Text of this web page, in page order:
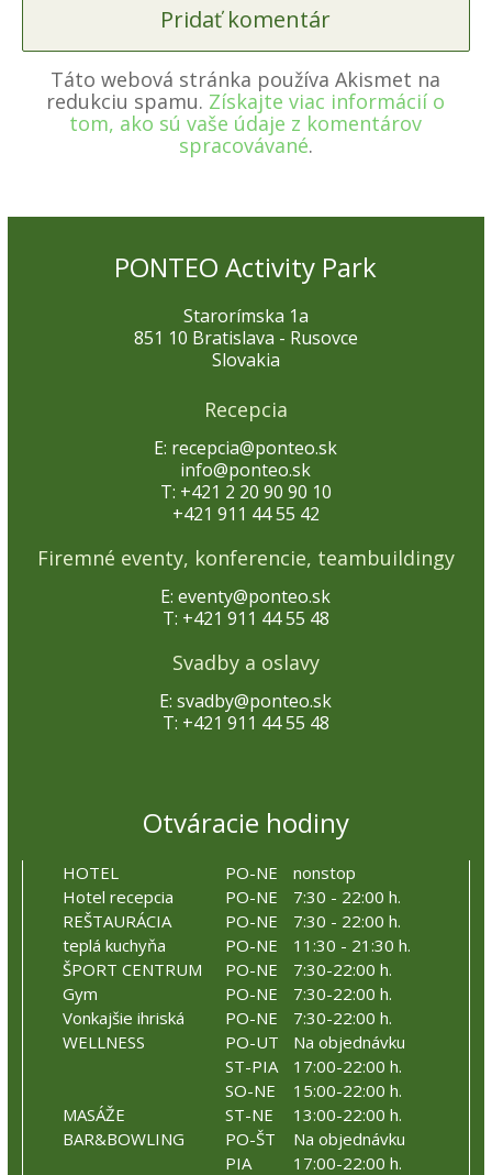
Táto webová stránka používa Akismet na
redukciu spamu. Získajte viac informácií o
tom, ako sú vaše údaje z komentárov
spracovávané.
PONTEO Activity Park
Starorímska 1a
851 10 Bratislava - Rusovce
Slovakia
Recepcia
E: recepcia@ponteo.sk
info@ponteo.sk
T: +421 2 20 90 90 10
+421 911 44 55 42
Firemné eventy, konferencie, teambuildingy
E: eventy@ponteo.sk
T: +421 911 44 55 48
Svadby a oslavy
E: svadby@ponteo.sk
T: +421 911 44 55 48
Otváracie hodiny
HOTEL PO-NE
nonstop
Hotel recepcia
PO-NE
7:30 - 22:00 h.
REŠTAURÁCIA
PO-NE
7:30 - 22:00 h.
teplá kuchyňa
PO-NE
11:30 - 21:30 h.
ŠPORT CENTRUM
PO-NE
7:30-22:00 h.
Gym
PO-NE
7:30-22:00 h.
Vonkajšie ihriská
PO-NE
7:30-22:00 h.
WELLNESS
PO-UT
Na objednávku
ST-PIA
17:00-22:00 h.
SO-NE
15:00-22:00 h.
MASÁŽE
ST-NE
13:00-22:00 h.
BAR&BOWLING
PO-ŠT
Na objednávku
PIA
17:00-22:00 h.